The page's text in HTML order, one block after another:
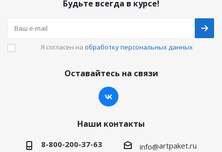
Будьте всегда в курсе!
Я согласен на обработку персональных данных
Оставайтесь на связи
Наши контакты
8-800-200-37-63 info@artpaket.ru